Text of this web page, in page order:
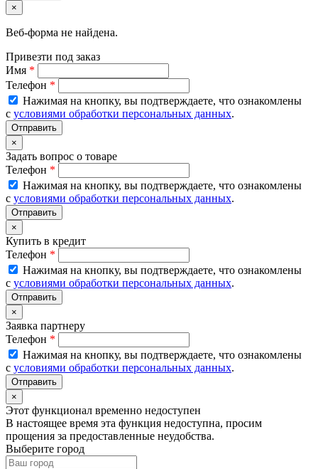
×
Веб-форма не найдена.
Привезти под заказ
Имя *
Телефон *
Нажимая на кнопку, вы подтверждаете, что ознакомлены
с условиями обработки персональных данных.
×
Задать вопрос о товаре
Телефон *
Нажимая на кнопку, вы подтверждаете, что ознакомлены
с условиями обработки персональных данных.
×
Купить в кредит
Телефон *
Нажимая на кнопку, вы подтверждаете, что ознакомлены
с условиями обработки персональных данных.
×
Заявка партнеру
Телефон *
Нажимая на кнопку, вы подтверждаете, что ознакомлены
с условиями обработки персональных данных.
×
Этот функционал временно недоступен
В настоящее время эта функция недоступна, просим
прощения за предоставленные неудобства.
Выберите город